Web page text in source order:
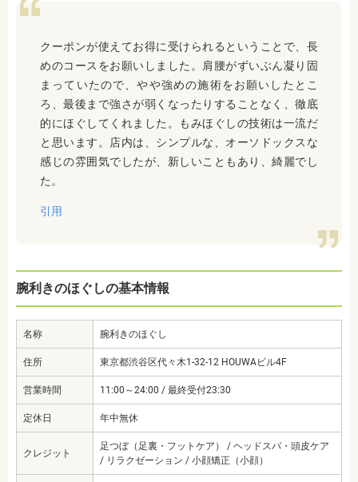
クーポンが使えてお得に受けられるということで、長
めのコースをお願いしました。肩腰がずいぶん凝り固
まっていたので、やや強めの施術をお願いしたとこ
ろ、最後まで強さが弱くなったりすることなく、徹底
的にほぐしてくれました。もみほぐしの技術は一流だ
と思います。店内は、シンプルな、オーソドックスな
感じの雰囲気でしたが、新しいこともあり、綺麗でし
た。
引用
腕利きのほぐしの基本情報
名称 腕利きのほぐし
住所 東京都渋谷区代々木1-32-12 HOUWAビル4F
営業時間 11:00～24:00 / 最終受付23:30
定休日 年中無休
クレジット
足つぼ（足裏・フットケア） / ヘッドスパ・頭皮ケア
/ リラクゼーション / 小顔矯正（小顔）